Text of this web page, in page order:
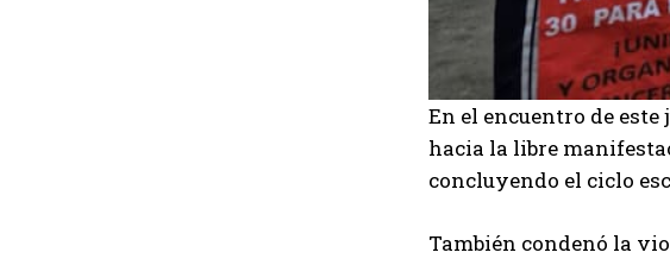
En el encuentro de este
hacia la libre
concluyendo el ciclo
También condenó la